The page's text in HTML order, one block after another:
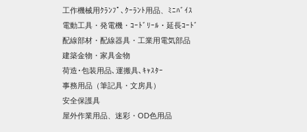
工作機械用ｸﾗﾝﾌﾟ､ｸｰﾗﾝﾄ用品、ﾐﾆﾊﾞｲｽ
電動工具・発電機・ｺｰﾄﾞﾘｰﾙ・延長ｺｰﾄﾞ
配線部材・配線器具・工業用電気部品
建築金物・家具金物
荷造･包装用品､運搬具､ｷｬｽﾀｰ
事務用品（筆記具・文房具）
安全保護具
屋外作業用品、迷彩・OD色用品